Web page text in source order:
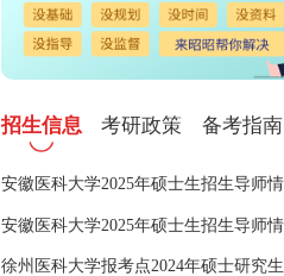
招生信息 考研政策 备考指南